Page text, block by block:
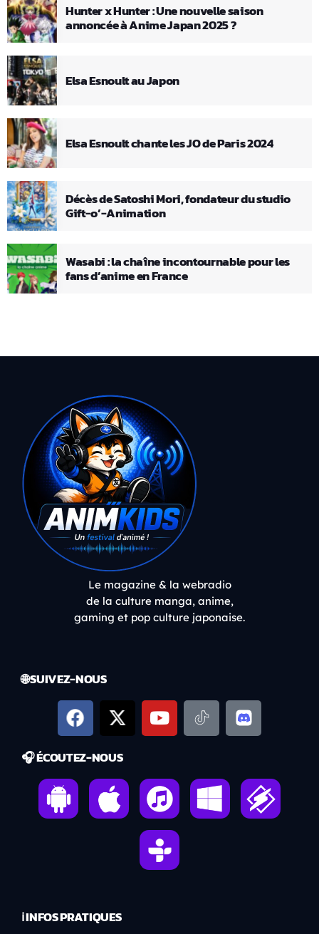
Hunter x Hunter : Une nouvelle saison
annoncée à Anime Japan 2025 ?
Elsa Esnoult au Japon
Elsa Esnoult chante les JO de Paris 2024
Décès de Satoshi Mori, fondateur du studio
Gift-o’-Animation
Wasabi : la chaîne incontournable pour les
fans d’anime en France
Le magazine & la webradio
de la culture manga, anime,
gaming et pop culture japonaise.
🌐 SUIVEZ-NOUS
🎧 ÉCOUTEZ-NOUS
ℹ️ INFOS PRATIQUES